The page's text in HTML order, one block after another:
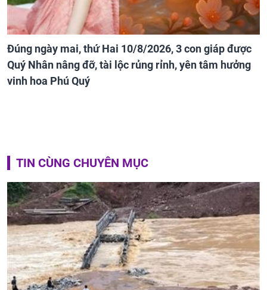
Đúng ngày mai, thứ Hai 10/8/2026, 3 con giáp được
Quý Nhân nâng đỡ, tài lộc rủng rỉnh, yên tâm hưởng
vinh hoa Phú Quý
TIN CÙNG CHUYÊN MỤC